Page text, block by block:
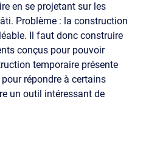
en se projetant sur les
Problème : la construction
Il faut donc construire
conçus pour pouvoir
temporaire présente
répondre à certains
un outil intéressant de